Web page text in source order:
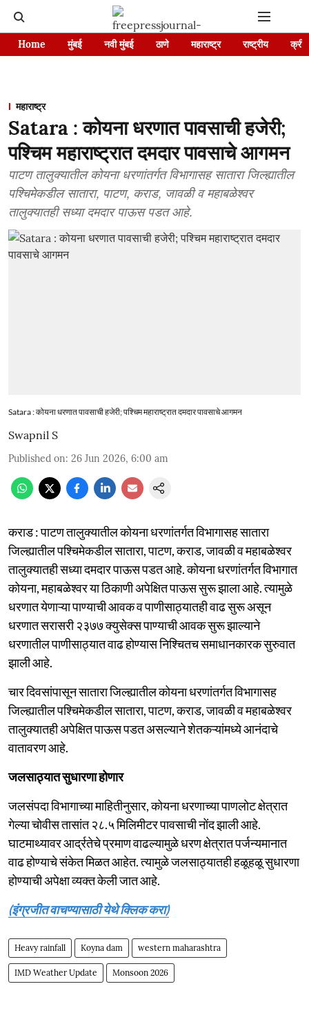
Home मुंबई नवी मुंबई ठाणे महाराष्ट्र राष्ट्रीय
महाराष्ट्र
Satara : कोयना धरणात पावसाची हजेरी;
पश्चिम महाराष्ट्रात दमदार पावसाचे आगमन
पाटण तालुक्यातील कोयना धरणांतर्गत विभागासह सातारा जिल्ह्यातील
पश्चिमेकडील सातारा, पाटण, कराड, जावळी व महाबळेश्वर
तालुक्यातही सध्या दमदार पाऊस पडत आहे.
Satara : कोयना धरणात पावसाची हजेरी; पश्चिम महाराष्ट्रात दमदार पावसाचे आगमन
Swapnil S
Published on: 26 Jun 2026, 6:00 am
कराड : पाटण तालुक्यातील कोयना धरणांतर्गत विभागासह सातारा
जिल्ह्यातील पश्चिमेकडील सातारा, पाटण, कराड, जावळी व महाबळेश्वर
तालुक्यातही सध्या दमदार पाऊस पडत आहे. कोयना धरणांतर्गत विभागात
कोयना, महाबळेश्वर या ठिकाणी अपेक्षित पाऊस सुरू झाला आहे. त्यामुळे
धरणात येणाऱ्या पाण्याची आवक व पाणीसाठ्यातही वाढ सुरू असून
धरणात सरासरी २३७७ क्युसेक्स पाण्याची आवक सुरू झाल्याने
धरणातील पाणीसाठ्यात वाढ होण्यास निश्चितच समाधानकारक सुरुवात
झाली आहे.
चार दिवसांपासून सातारा जिल्ह्यातील कोयना धरणांतर्गत विभागासह
जिल्ह्यातील पश्चिमेकडील सातारा, पाटण, कराड, जावळी व महाबळेश्वर
तालुक्यातही अपेक्षित पाऊस पडत असल्याने शेतकऱ्यांमध्ये आनंदाचे
वातावरण आहे.
जलसाठ्यात सुधारणा होणार
जलसंपदा विभागाच्या माहितीनुसार, कोयना धरणाच्या पाणलोट क्षेत्रात
गेल्या चोवीस तासांत २८.५ मिलिमीटर पावसाची नोंद झाली आहे.
घाटमाथ्यावर आर्द्रतेचे प्रमाण वाढल्यामुळे धरण क्षेत्रात पर्जन्यमानात
वाढ होण्याचे संकेत मिळत आहेत. त्यामुळे जलसाठ्यातही हळूहळू सुधारणा
होण्याची अपेक्षा व्यक्त केली जात आहे.
(इंग्रजीत वाचण्यासाठी येथे क्लिक करा)
Heavy rainfall Koyna dam western maharashtra
IMD Weather Update Monsoon 2026